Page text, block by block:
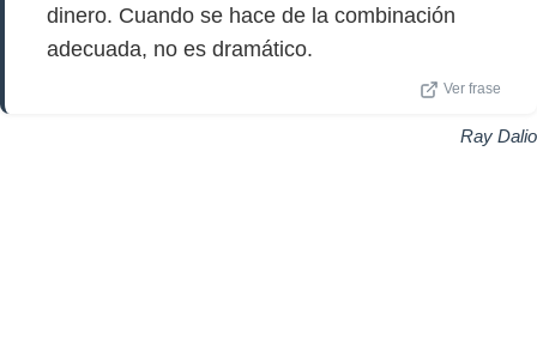
dinero. Cuando se hace de la combinación
adecuada, no es dramático.
Ver frase
Ray Dalio